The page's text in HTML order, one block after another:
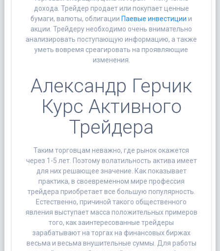
дохода. Трейдер продает или покупает ценные
бумаги, валюты, облигации Паевые инвестиции и
акции. Трейдеру необходимо очень внимательно
анализировать поступающую информацию, а также
уметь вовремя среагировать на проявляющие
изменения.
Александр Герчик
Курс Активного
Трейдера
Таким торговцам неважно, где рынок окажется
через 1-5 лет. Поэтому волатильность актива имеет
для них решающее значение. Как показывает
практика, в своевременном мире профессия
трейдера приобретает все большую популярность.
Естественно, причиной такого общественного
явления выступает масса положительных примеров
того, как заинтересованные трейдеры
зарабатывают на торгах на финансовых биржах
весьма и весьма внушительные суммы. Для работы